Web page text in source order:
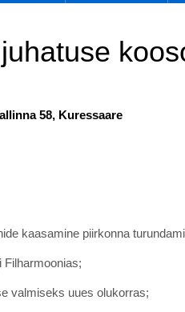
58, Kuressaare
kaasamine piirkonna
Filharmoonias;
valmiseks uues olukorras;